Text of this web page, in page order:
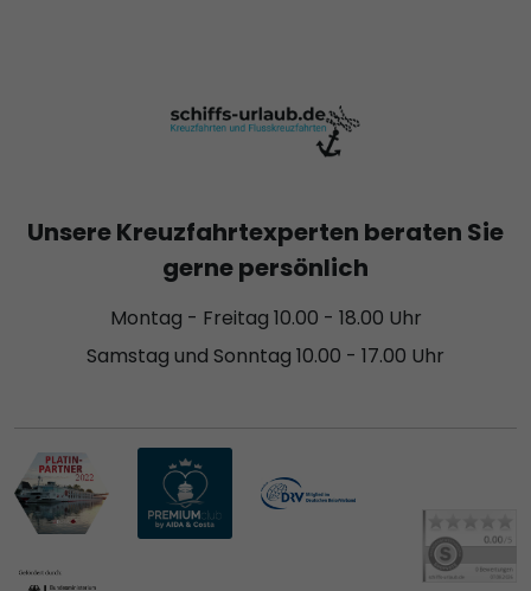
Unsere Kreuzfahrtexperten beraten Sie
gerne persönlich
Montag - Freitag 10.00 - 18.00 Uhr
Samstag und Sonntag 10.00 - 17.00 Uhr